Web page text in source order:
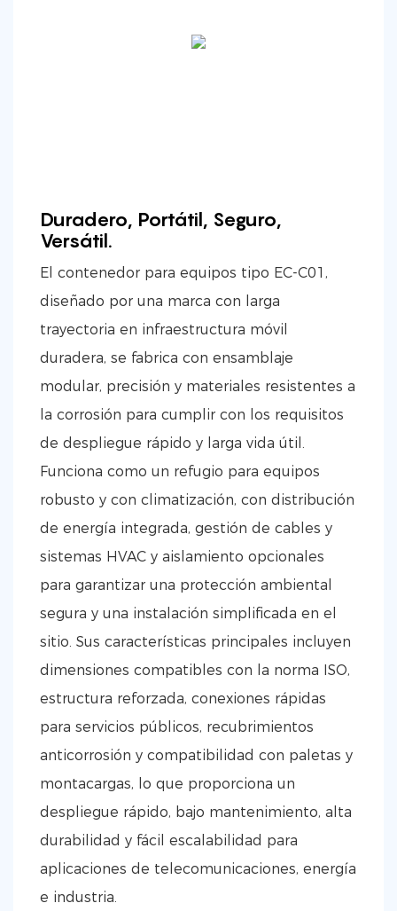
Duradero, Portátil, Seguro,
Versátil.
El contenedor para equipos tipo EC-C01,
diseñado por una marca con larga
trayectoria en infraestructura móvil
duradera, se fabrica con ensamblaje
modular, precisión y materiales resistentes a
la corrosión para cumplir con los requisitos
de despliegue rápido y larga vida útil.
Funciona como un refugio para equipos
robusto y con climatización, con distribución
de energía integrada, gestión de cables y
sistemas HVAC y aislamiento opcionales
para garantizar una protección ambiental
segura y una instalación simplificada en el
sitio. Sus características principales incluyen
dimensiones compatibles con la norma ISO,
estructura reforzada, conexiones rápidas
para servicios públicos, recubrimientos
anticorrosión y compatibilidad con paletas y
montacargas, lo que proporciona un
despliegue rápido, bajo mantenimiento, alta
durabilidad y fácil escalabilidad para
aplicaciones de telecomunicaciones, energía
e industria.